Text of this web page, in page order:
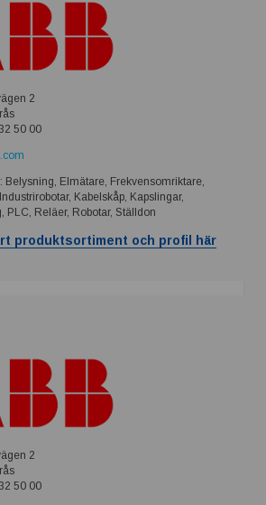
2
50 00
Belysning, Elmätare, Frekvensomriktare,
Kabelskåp, Kapslingar,
PLC, Reläer, Robotar, Ställdon
produktsortiment och profil här
2
50 00